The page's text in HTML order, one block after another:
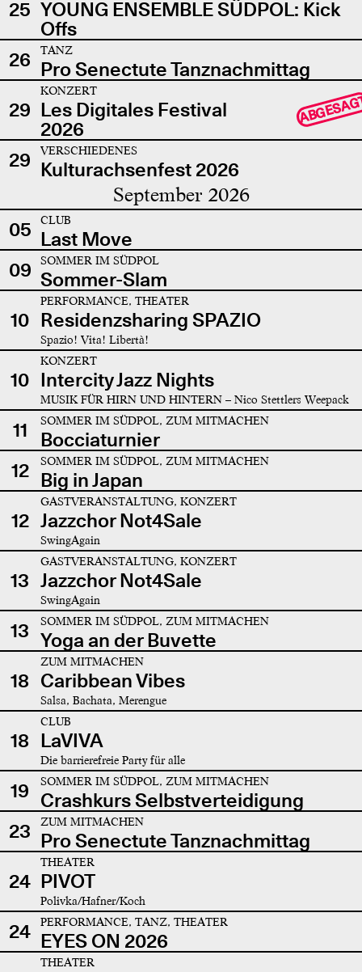
25 YOUNG ENSEMBLE SÜDPOL: Kick
Offs
26
TANZ
Pro Senectute Tanznachmittag
29
KONZERT
Les Digitales Festival
2026
29 VERSCHIEDENES
Kulturachsenfest 2026
September 2026
05 CLUB
Last Move
09
SOMMER IM SÜDPOL
Sommer-Slam
10
PERFORMANCE, THEATER
Residenzsharing SPAZIO
Spazio! Vita! Libertà!
10
KONZERT
Intercity Jazz Nights
MUSIK FÜR HIRN UND HINTERN – Nico Stettlers Weepack
11 SOMMER IM SÜDPOL, ZUM MITMACHEN
Bocciaturnier
12
SOMMER IM SÜDPOL, ZUM MITMACHEN
Big in Japan
12
GASTVERANSTALTUNG, KONZERT
Jazzchor Not4Sale
SwingAgain
13
GASTVERANSTALTUNG, KONZERT
Jazzchor Not4Sale
SwingAgain
13 SOMMER IM SÜDPOL, ZUM MITMACHEN
Yoga an der Buvette
18
ZUM MITMACHEN
Caribbean Vibes
Salsa, Bachata, Merengue
18
CLUB
LaVIVA
Die barrierefreie Party für alle
19 SOMMER IM SÜDPOL, ZUM MITMACHEN
Crashkurs Selbstverteidigung
23
ZUM MITMACHEN
Pro Senectute Tanznachmittag
24
THEATER
PIVOT
Polivka/Hafner/Koch
24 PERFORMANCE, TANZ, THEATER
EYES ON 2026
THEATER